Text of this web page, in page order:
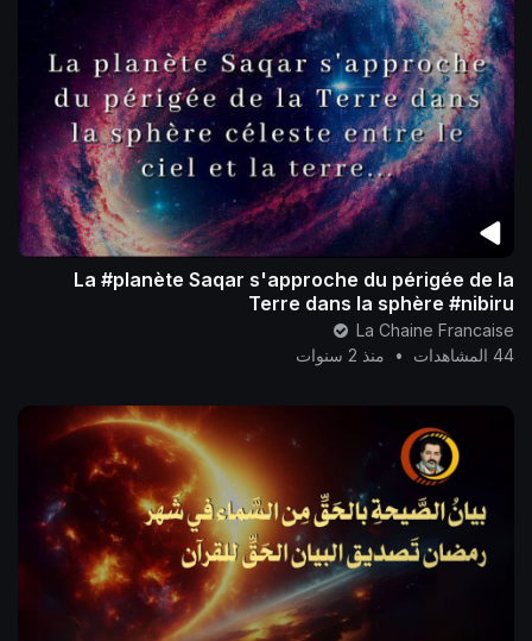
La #planète Saqar s'approche du périgée de la
Terre dans la sphère #nibiru
#nasser_mohammed_alyamani
La Chaine Francaise
44 المشاهدات
• منذ 2 سنوات